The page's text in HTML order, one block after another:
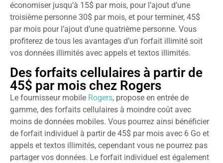
économiser jusqu’à 15$ par mois, pour l’ajout d’une
troisième personne 30$ par mois, et pour terminer, 45$
par mois pour l’ajout d’une quatrième personne. Vous
profiterez de tous les avantages d’un forfait illimité soit
vos données illimités avec appels et textos illimités.
Des forfaits cellulaires à partir de
45$ par mois chez Rogers
Le fournisseur mobile Rogers, propose en entrée de
gamme, des forfaits cellulaires à moindre coût avec
moins de données mobiles. Vous pourrez ainsi bénéficier
de forfait individuel à partir de 45$ par mois avec 6 Go et
appels et textos illimités, cependant vous ne pourrez pas
partager vos données. Le forfait individuel est également